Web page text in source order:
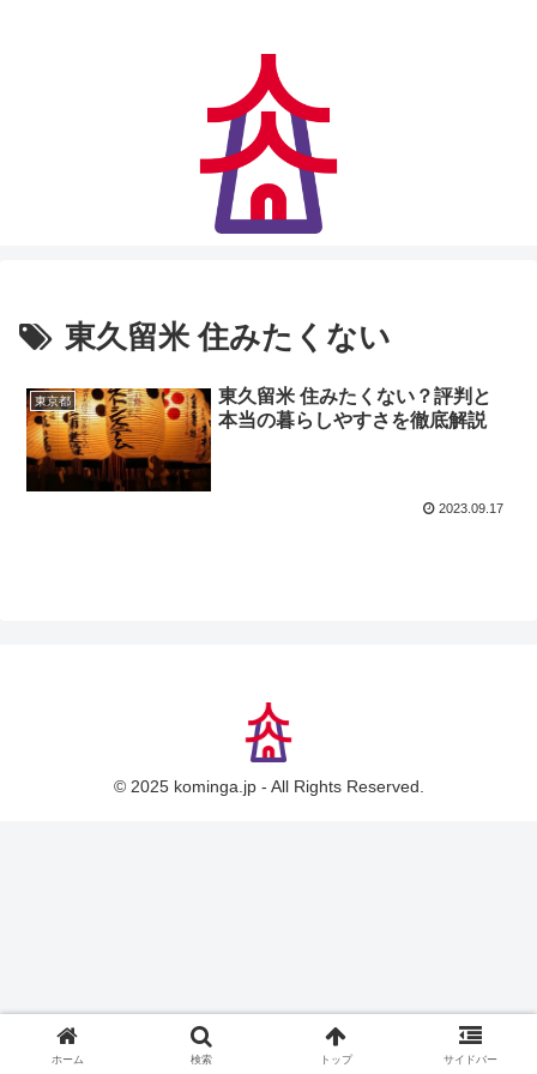
東久留米 住みたくない
東京都
東久留米 住みたくない？評判と
本当の暮らしやすさを徹底解説
2023.09.17
© 2025 kominga.jp - All Rights Reserved.
ホーム 検索 トップ サイドバー